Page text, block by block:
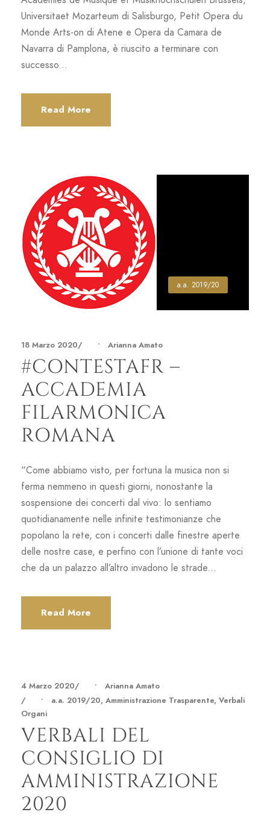
Universitaet Mozarteum di Salisburgo, Petit Opera du
Monde Arts-on di Atene e Opera da Camara de
Navarra di Pamplona, è riuscito a terminare con
successo...
Read More
a.a. 2019/20
18 Marzo 2020 • Arianna Amato
#CONTESTAFR –
ACCADEMIA
FILARMONICA
ROMANA
“Come abbiamo visto, per fortuna la musica non si
ferma nemmeno in questi giorni, nonostante la
sospensione dei concerti dal vivo: lo sentiamo
quotidianamente nelle infinite testimonianze che
popolano la rete, con i concerti dalle finestre aperte
delle nostre case, e perfino con l’unione di tante voci
che da un palazzo all’altro invadono le strade...
Read More
4 Marzo 2020 •
Arianna Amato
•
a.a. 2019/20, Amministrazione Trasparente, Verbali
Organi
VERBALI DEL
CONSIGLIO DI
AMMINISTRAZIONE
2020